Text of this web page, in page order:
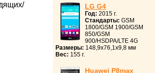
LG G4
Год: 2015 г.
Стандарты: GSM
1800/GSM 1900/GSM
850/GSM
900/HSDPA/LTE 4G
Размеры: 148,9x76,1x9,8 мм
Вес: 155 г.
Huawei P8max